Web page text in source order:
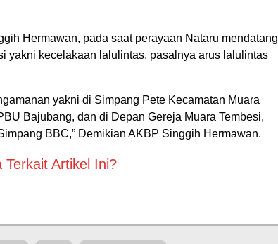
Hermawan, pada saat perayaan Nataru mendatang
yakni kecelakaan lalulintas, pasalnya arus lalulintas
yakni di Simpang Pete Kecamatan Muara
Bajubang, dan di Depan Gereja Muara Tembesi,
BBC,” Demikian AKBP Singgih Hermawan.
Terkait Artikel Ini?